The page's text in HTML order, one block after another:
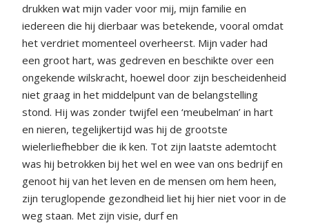
drukken wat mijn vader voor mij, mijn familie en
iedereen die hij dierbaar was betekende, vooral omdat
het verdriet momenteel overheerst. Mijn vader had
een groot hart, was gedreven en beschikte over een
ongekende wilskracht, hoewel door zijn bescheidenheid
niet graag in het middelpunt van de belangstelling
stond. Hij was zonder twijfel een ‘meubelman’ in hart
en nieren, tegelijkertijd was hij de grootste
wielerliefhebber die ik ken. Tot zijn laatste ademtocht
was hij betrokken bij het wel en wee van ons bedrijf en
genoot hij van het leven en de mensen om hem heen,
zijn teruglopende gezondheid liet hij hier niet voor in de
weg staan. Met zijn visie, durf en